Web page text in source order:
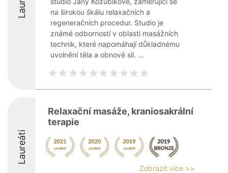
na širokou škálu relaxačních a
regeneračních procedur. Studio je
známé odborností v oblasti masážních
technik, které napomáhají důkladnému
uvolnění těla a obnově sil. ...
Laureáti
Relaxační masáže, kraniosakrální
terapie
Zobrazit více >>